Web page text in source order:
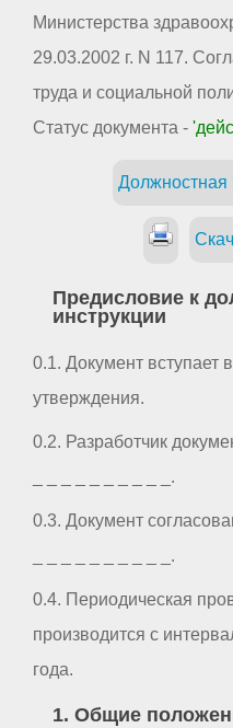
Министерства
29.03.2002 г. N 117.
труда и социальной
Статус документа -
Должностная
Предисловие к
инструкции
0.1. Документ вступает
утверждения.
0.2. Разработчик
_ _ _ _ _ _ _ _ _ _.
0.3. Документ
_ _ _ _ _ _ _ _ _ _.
0.4. Периодическая
производится с
года.
1. Общие